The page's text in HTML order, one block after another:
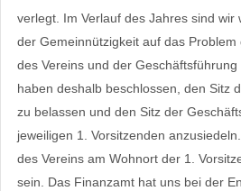
verlegt. Im Verlauf des Jahres sind wir
der Gemeinnützigkeit auf das
des Vereins und der
haben deshalb beschlossen, den Sitz
zu belassen und den Sitz der
jeweiligen 1. Vorsitzenden
des Vereins am Wohnort der 1.
sein. Das Finanzamt hat uns bei der